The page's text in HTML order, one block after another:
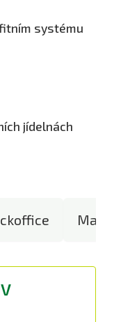
systému
jídelnách